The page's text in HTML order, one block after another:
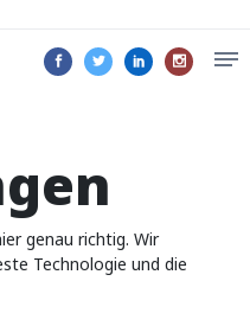
genau richtig. Wir
Technologie und die